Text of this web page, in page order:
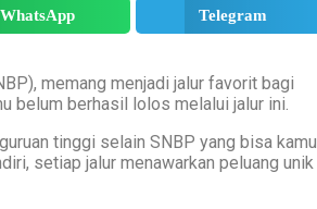
WhatsApp Telegram
memang menjadi jalur favorit bagi
belum berhasil lolos melalui jalur ini.
tinggi selain SNBP yang bisa kamu
setiap jalur menawarkan peluang unik